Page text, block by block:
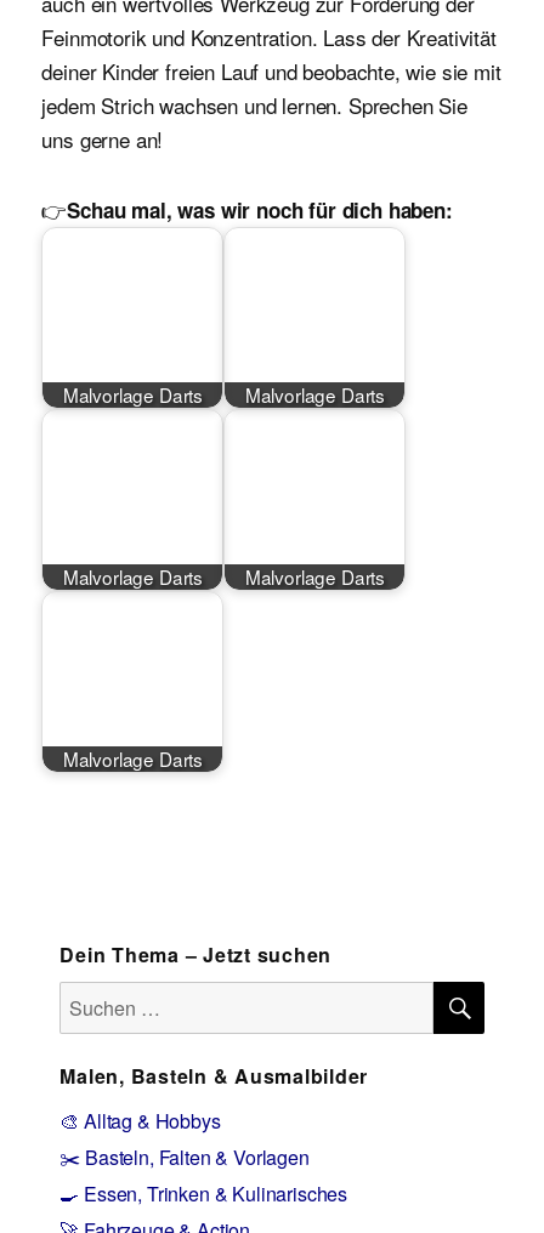
Feinmotorik und Konzentration. Lass der Kreativität
deiner Kinder freien Lauf und beobachte, wie sie mit
jedem Strich wachsen und lernen. Sprechen Sie
uns gerne an!
👉Schau mal, was wir noch für dich haben:
Malvorlage Darts Malvorlage Darts
Malvorlage Darts Malvorlage Darts
Malvorlage Darts
Dein Thema – Jetzt suchen
Suchen
nach:
Malen, Basteln & Ausmalbilder
🎨 Alltag & Hobbys
✂️ Basteln, Falten & Vorlagen
🍳 Essen, Trinken & Kulinarisches